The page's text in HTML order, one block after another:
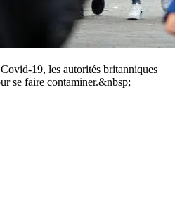
19, les autorités britanniques
se faire contaminer.&nbsp;